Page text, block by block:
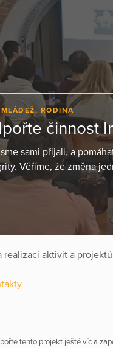
RODINA
činnost
sami přijali, a
Věříme, že změna
aktivit a
tento projekt ještě víc a